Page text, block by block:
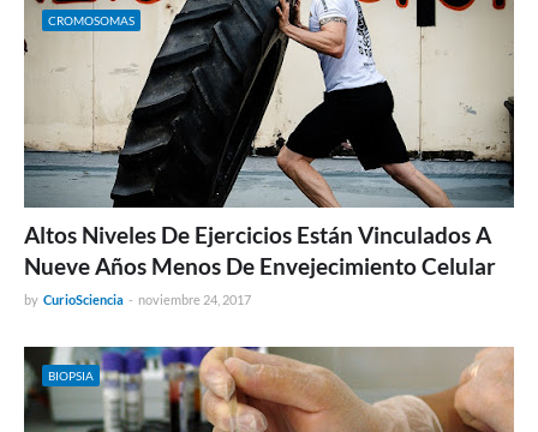
CROMOSOMAS
Altos Niveles De Ejercicios Están Vinculados A
Nueve Años Menos De Envejecimiento Celular
by CurioSciencia - noviembre 24, 2017
BIOPSIA